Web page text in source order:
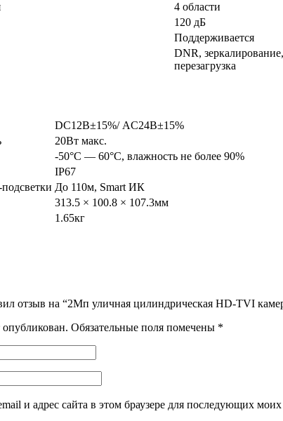
4 области
120 дБ
Поддерживается
DNR,
перезагрузка
DC12В±15%/ AC24В±15%
20Вт макс.
-50°С — 60°С, влажность не более 90%
IP67
До 110м, Smart ИК
313.5 × 100.8 × 107.3мм
1.65кг
отзыв на “2Мп уличная цилиндрическая HD-TVI
Обязательные поля помечены *
и адрес сайта в этом браузере для последующих